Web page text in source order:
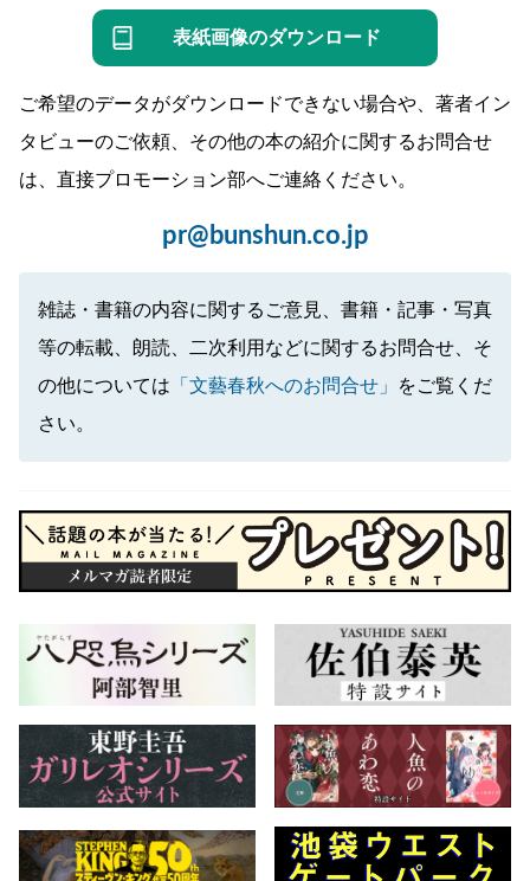
表紙画像のダウンロード
ご希望のデータがダウンロードできない場合や、著者イン
タビューのご依頼、その他の本の紹介に関するお問合せ
は、直接プロモーション部へご連絡ください。
pr@bunshun.co.jp
雑誌・書籍の内容に関するご意見、書籍・記事・写真
等の転載、朗読、二次利用などに関するお問合せ、そ
の他については 「文藝春秋へのお問合せ」
をご覧くだ
さい。